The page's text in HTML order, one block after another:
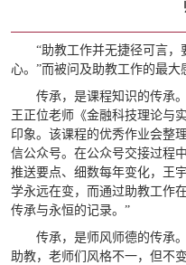
“助教工作并无捷径可言
心。”而被问及助教工作的最大
传承，是课程知识的传承
王正位老师《金融科技理论与
印象。该课程的优秀作业会整
信公众号。在公众号交接过程
推送要点、细数每年变化，王
学永远在变，而通过助教工作
传承与永恒的记录。”
传承，是师风师德的传承
助教，老师们风格不一，但不